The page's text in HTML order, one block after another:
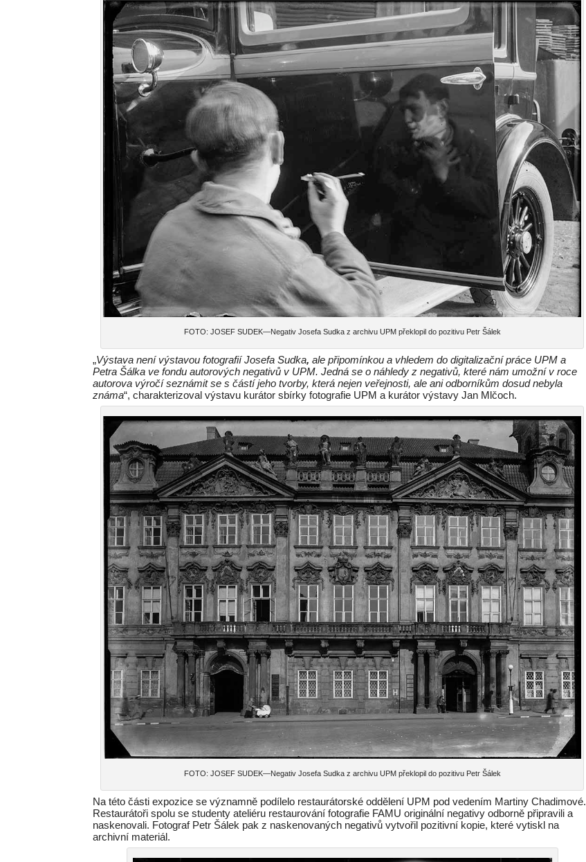
FOTO: JOSEF SUDEK—Negativ Josefa Sudka z archivu UPM překlopil do pozitivu Petr Šálek
„Výstava není výstavou fotografií Josefa Sudka, ale připomínkou a vhledem do digitalizační práce UPM a
Petra Šálka ve fondu autorových negativů v UPM. Jedná se o náhledy z negativů, které nám umožní v roce
autorova výročí seznámit se s částí jeho tvorby, která nejen veřejnosti, ale ani odborníkům dosud nebyla
známa“, charakterizoval výstavu kurátor sbírky fotografie UPM a kurátor výstavy Jan Mlčoch.
FOTO: JOSEF SUDEK—Negativ Josefa Sudka z archivu UPM překlopil do pozitivu Petr Šálek
Na této části expozice se významně podílelo restaurátorské oddělení UPM pod vedením Martiny Chadimové.
Restaurátoři spolu se studenty ateliéru restaurování fotografie FAMU originální negativy odborně připravili a
naskenovali. Fotograf Petr Šálek pak z naskenovaných negativů vytvořil pozitivní kopie, které vytiskl na
archivní materiál.